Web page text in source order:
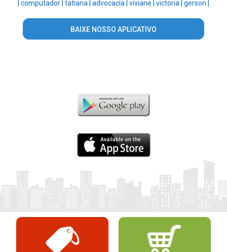
computador | tatiana | advocacia | viviane | victoria | gerson |
BAIXE NOSSO APLICATIVO